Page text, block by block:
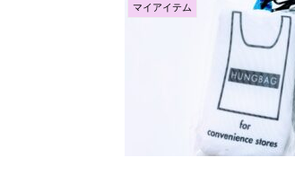
マイアイテム